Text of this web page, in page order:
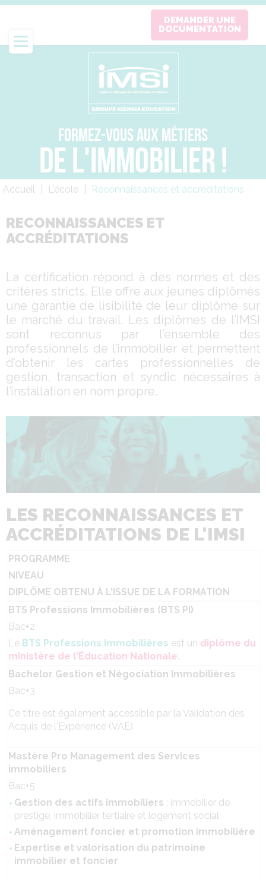
Aller
contenu
principal
DEMANDER UNE
DOCUMENTATION
FORMEZ-VOUS AUX MÉTIERS
DE L'IMMOBILIER !
Fil
Accueil L'école Reconnaissances et accréditations
RECONNAISSANCES ET
ACCRÉDITATIONS
La certification répond à des normes et des
critères stricts. Elle offre aux jeunes diplômés
une garantie de lisibilité de leur diplôme sur
le marché du travail. Les diplômes de l’IMSI
sont reconnus par l’ensemble des
professionnels de l’immobilier et permettent
d’obtenir les cartes professionnelles de
gestion, transaction et syndic nécessaires à
l’installation en nom propre.
LES RECONNAISSANCES ET
ACCRÉDITATIONS DE L'IMSI
PROGRAMME
NIVEAU
DIPLÔME OBTENU À L'ISSUE DE LA FORMATION
BTS Professions Immobilières (BTS PI)
Bac+2
Le BTS Professions Immobilières est un diplôme du
ministère de l'Éducation Nationale.
Bachelor Gestion et Négociation Immobilières
Bac+3
Ce titre est également accessible par la Validation des
Acquis de l'Expérience (VAE).
Mastère Pro Management des Services
immobiliers
Bac+5
Gestion des actifs immobiliers : immobilier de
prestige, immobilier tertiaire et logement social
Aménagement foncier et promotion immobilière
Expertise et valorisation du patrimoine
immobilier et foncier